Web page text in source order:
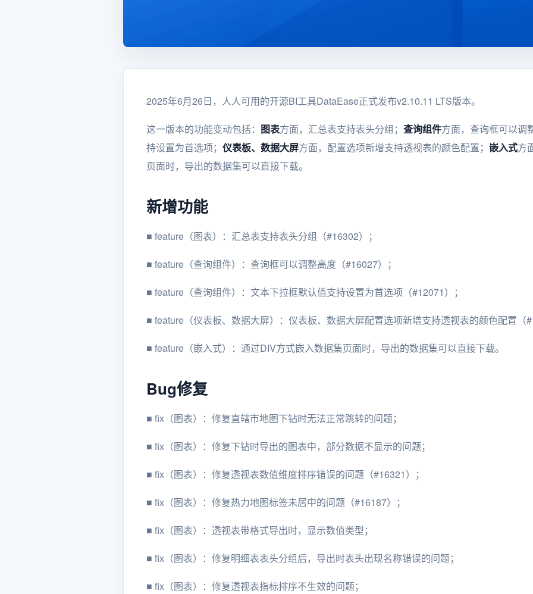
2025年6月26日，人人可用的开源BI工具DataEase正式发布v2.10.11 LTS版本。
这一版本的功能变动包括： 图表方面，汇总表支持表头分组； 查询组件方面，查询框可以调
持设置为首选项； 仪表板、数据大屏方面，配置选项新增支持透视表的颜色配置； 嵌入式方
页面时，导出的数据集可以直接下载。
新增功能
■ feature（图表）：汇总表支持表头分组（#16302）；
■ feature（查询组件）：查询框可以调整高度（#16027）；
■ feature（查询组件）：文本下拉框默认值支持设置为首选项（#12071）；
■ feature（仪表板、数据大屏）：仪表板、数据大屏配置选项新增支持透视表的颜色配置（
■ feature（嵌入式）：通过DIV方式嵌入数据集页面时，导出的数据集可以直接下载。
Bug修复
■ fix（图表）：修复直辖市地图下钻时无法正常跳转的问题；
■ fix（图表）：修复下钻时导出的图表中，部分数据不显示的问题；
■ fix（图表）：修复透视表数值维度排序错误的问题（#16321）；
■ fix（图表）：修复热力地图标签未居中的问题（#16187）；
■ fix（图表）：透视表带格式导出时，显示数值类型；
■ fix（图表）：修复明细表表头分组后，导出时表头出现名称错误的问题；
■ fix（图表）：修复透视表指标排序不生效的问题；